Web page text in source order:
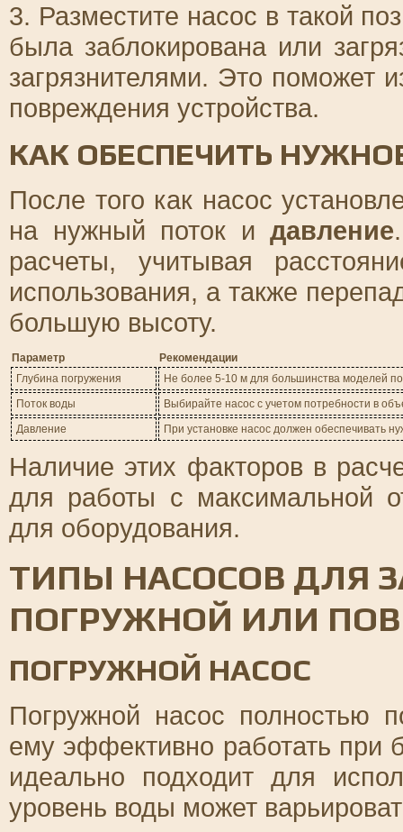
3. Разместите насос в такой
была заблокирована или
загрязнителями. Это поможет
повреждения устройства.
КАК ОБЕСПЕЧИТЬ
После того как насос
на нужный поток и давление
расчеты, учитывая
использования, а также
большую высоту.
Параметр
Рекомендации
Глубина погружения
Не более 5-10 м для большинства моделей
Поток воды
Выбирайте насос с учетом потребности в
Давление
При установке насос должен обеспечивать
Наличие этих факторов в
для работы с максимальной
для оборудования.
ТИПЫ НАСОСОВ ДЛЯ
ПОГРУЖНОЙ ИЛИ
ПОГРУЖНОЙ НАСОС
Погружной насос полностью
ему эффективно работать при
идеально подходит для
уровень воды может